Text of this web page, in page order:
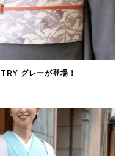
グレーが登場！